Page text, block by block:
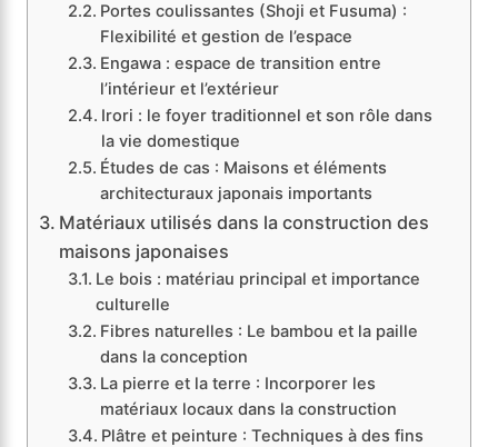
Portes coulissantes (Shoji et Fusuma) :
Flexibilité et gestion de l’espace
Engawa : espace de transition entre
l’intérieur et l’extérieur
Irori : le foyer traditionnel et son rôle dans
la vie domestique
Études de cas : Maisons et éléments
architecturaux japonais importants
Matériaux utilisés dans la construction des
maisons japonaises
Le bois : matériau principal et importance
culturelle
Fibres naturelles : Le bambou et la paille
dans la conception
La pierre et la terre : Incorporer les
matériaux locaux dans la construction
Plâtre et peinture : Techniques à des fins